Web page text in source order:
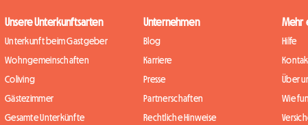
Unsere Unterkunftsarten
Unterkunft beim Gastgeber
Wohngemeinschaften
Coliving
Gästezimmer
Gesamte Unterkünfte
Unternehmen
Blog
Karriere
Presse
Partnerschaften
Rechtliche Hinweise
Mehr
Hilfe
Über
Wie